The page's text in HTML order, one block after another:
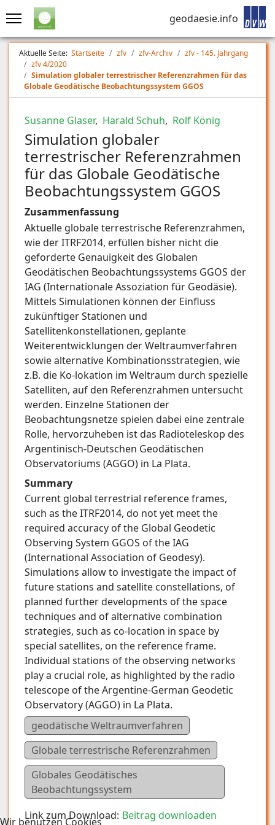
geodaesie.info
Aktuelle Seite: Startseite zfv zfv-Archiv
zfv - 145. Jahrgang
zfv 4/2020
Simulation globaler terrestrischer Referenzrahmen für das
Globale Geodätische Beobachtungssystem GGOS
Susanne Glaser, Harald Schuh, Rolf König
Simulation globaler
terrestrischer Referenzrahmen
für das Globale Geodätische
Beobachtungssystem GGOS
Zusammenfassung
Aktuelle globale terrestrische Referenzrahmen,
wie der ITRF2014, erfüllen bisher nicht die
geforderte Genauigkeit des Globalen
Geodätischen Beobachtungssystems GGOS der
IAG (Internationale Assoziation für Geodäsie).
Mittels Simulationen können der Einfluss
zukünftiger Stationen und
Satellitenkonstellationen, geplante
Weiterentwicklungen der Weltraumverfahren
sowie alternative Kombinationsstrategien, wie
z.B. die Ko-lokation im Weltraum durch spezielle
Satelliten, auf den Referenzrahmen untersucht
werden. Einzelne Stationen der
Beobachtungsnetze spielen dabei eine zentrale
Rolle, hervorzuheben ist das Radioteleskop des
Argentinisch-Deutschen Geodätischen
Observatoriums (AGGO) in La Plata.
Summary
Current global terrestrial reference frames,
such as the ITRF2014, do not yet meet the
required accuracy of the Global Geodetic
Observing System GGOS of the IAG
(International Association of Geodesy).
Simulations allow to investigate the impact of
future stations and satellite constellations, of
planned further developments of the space
techniques and of alternative combination
strategies, such as co-location in space by
special satellites, on the reference frame.
Individual stations of the observing networks
play a crucial role, as highlighted by the radio
telescope of the Argentine-German Geodetic
Observatory (AGGO) in La Plata.
geodätische Weltraumverfahren
Globale terrestrische Referenzrahmen
Globales Geodätisches
Beobachtungssystem
Link zum Download: Beitrag downloaden
Wir benutzen Cookies